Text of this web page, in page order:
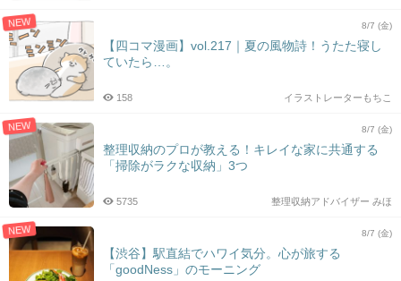
NEW 8/7 (金)
【四コマ漫画】vol.217｜夏の風物詩！うたた寝し
ていたら…。
イラストレーターもちこ
158
NEW 8/7 (金)
整理収納のプロが教える！キレイな家に共通する
「掃除がラクな収納」3つ
整理収納アドバイザー みほ
5735
NEW 8/7 (金)
【渋谷】駅直結でハワイ気分。心が旅する
「goodNess」のモーニング